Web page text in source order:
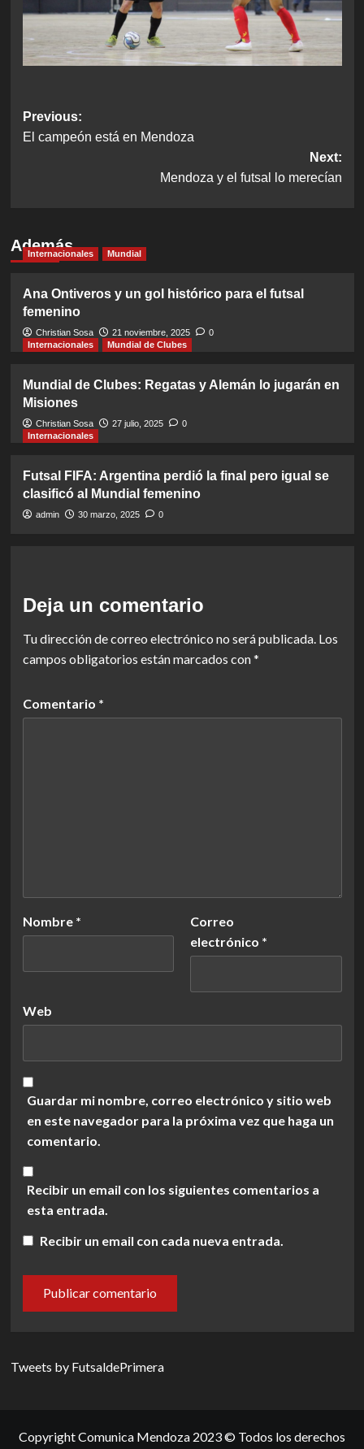
Post
navigation
Previous:
El campeón está en Mendoza
Next:
Mendoza y el futsal lo merecían
Además
Internacionales Mundial
Ana Ontiveros y un gol histórico para el futsal
femenino
Christian Sosa 21 noviembre, 2025
0
Internacionales
Mundial de Clubes
Mundial de Clubes: Regatas y Alemán lo jugarán en
Misiones
Christian Sosa 27 julio, 2025
0
Internacionales
Futsal FIFA: Argentina perdió la final pero igual se
clasificó al Mundial femenino
admin 30 marzo, 2025 0
Deja un comentario
Tu dirección de correo electrónico no será publicada. Los
campos obligatorios están marcados con*
Comentario *
Nombre *
Correo
electrónico *
Web
Guardar mi nombre, correo electrónico y sitio web
en este navegador para la próxima vez que haga un
comentario.
Recibir un email con los siguientes comentarios a
esta entrada.
Recibir un email con cada nueva entrada.
Tweets by FutsaldePrimera
Copyright Comunica Mendoza 2023 © Todos los derechos